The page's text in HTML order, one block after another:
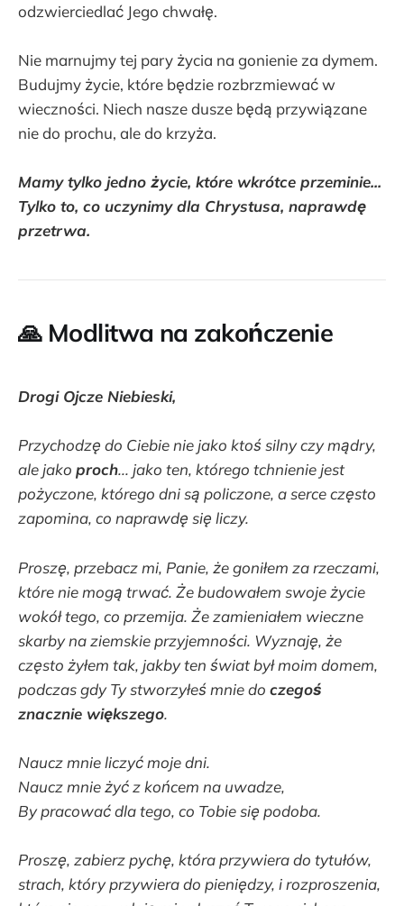
odzwierciedlać Jego chwałę.
Nie marnujmy tej pary życia na gonienie za dymem.
Budujmy życie, które będzie rozbrzmiewać w
wieczności. Niech nasze dusze będą przywiązane
nie do prochu, ale do krzyża.
Mamy tylko jedno życie, które wkrótce przeminie...
Tylko to, co uczynimy dla Chrystusa, naprawdę
przetrwa.
🙏 Modlitwa na zakończenie
Drogi Ojcze Niebieski,
Przychodzę do Ciebie nie jako ktoś silny czy mądry,
ale jako proch... jako ten, którego tchnienie jest
pożyczone, którego dni są policzone, a serce często
zapomina, co naprawdę się liczy.
Proszę, przebacz mi, Panie, że goniłem za rzeczami,
które nie mogą trwać. Że budowałem swoje życie
wokół tego, co przemija. Że zamieniałem wieczne
skarby na ziemskie przyjemności. Wyznaję, że
często żyłem tak, jakby ten świat był moim domem,
podczas gdy Ty stworzyłeś mnie do czegoś
znacznie większego.
Naucz mnie liczyć moje dni.
Naucz mnie żyć z końcem na uwadze,
By pracować dla tego, co Tobie się podoba.
Proszę, zabierz pychę, która przywiera do tytułów,
strach, który przywiera do pieniędzy, i rozproszenia,